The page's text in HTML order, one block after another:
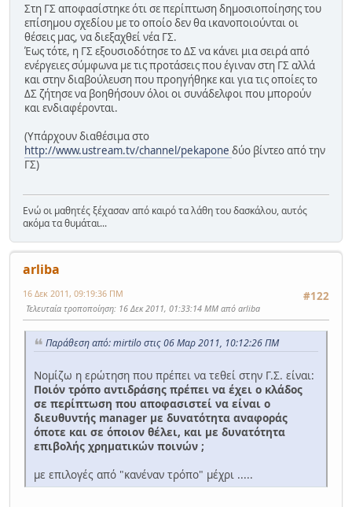
Στη ΓΣ αποφασίστηκε ότι σε περίπτωση δημοσιοποίησης του
επίσημου σχεδίου με το οποίο δεν θα ικανοποιούνται οι
θέσεις μας, να διεξαχθεί νέα ΓΣ.
Έως τότε, η ΓΣ εξουσιοδότησε το ΔΣ να κάνει μια σειρά από
ενέργειες σύμφωνα με τις προτάσεις που έγιναν στη ΓΣ αλλά
και στην διαβούλευση που προηγήθηκε και για τις οποίες το
ΔΣ ζήτησε να βοηθήσουν όλοι οι συνάδελφοι που μπορούν
και ενδιαφέρονται.
(Υπάρχουν διαθέσιμα στο
http://www.ustream.tv/channel/pekapone δύο βίντεο από την
ΓΣ)
Ενώ οι μαθητές ξέχασαν από καιρό τα λάθη του δασκάλου, αυτός
ακόμα τα θυμάται...
arliba
#122
16 Δεκ 2011, 09:19:36 ΠΜ
Τελευταία τροποποίηση: 16 Δεκ 2011, 01:33:14 ΜΜ από arliba
Παράθεση από: mirtilo στις 06 Μαρ 2011, 10:12:26 ΠΜ
Νομίζω η ερώτηση που πρέπει να τεθεί στην Γ.Σ. είναι:
Ποιόν τρόπο αντιδράσης πρέπει να έχει ο κλάδος
σε περίπτωση που αποφασιστεί να είναι ο
διευθυντής manager με δυνατότητα αναφοράς
όποτε και σε όποιον θέλει, και με δυνατότητα
επιβολής χρηματικών ποινών ;
με επιλογές από "κανέναν τρόπο" μέχρι .....